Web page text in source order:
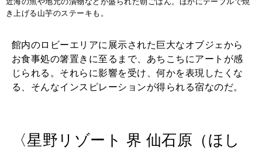
近海の魚や地元の漬物などが盛られた朝ごはん。ほかにテーブルで焼
き上げる山芋のステーキも。
館内のロビーエリアに展示された巨大なオブジェから
お食事処の箸置きに至るまで、あちこちにアートが感
じられる。それらに影響を受け、何かを表現したくな
る、そんなインスピレーションが得られる宿なのだ。
〈星野リゾート 界 仙石原（ほし